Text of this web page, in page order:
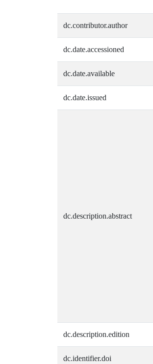
dc.contributor.author
dc.date.accessioned
dc.date.available
dc.date.issued
dc.description.abstract
dc.description.edition
dc.identifier.doi